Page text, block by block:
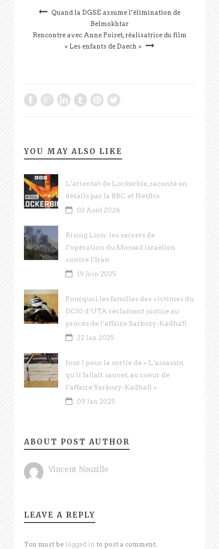
Quand la DGSE assume l’élimination de
Belmokhtar
Rencontre avec Anne Poiret, réalisatrice du film
« Les enfants de Daech »
YOU MAY ALSO LIKE
L’attentat de Lockerbie, raconté en
détails par la BBC et Netflix
03 Août 2026
Rising Lion: les secrets de
l’opération du Mossad israélien
contre l’Iran
19 Juin 2025
Pourquoi les familles des victimes du
DC10 d’UTA réclament justice au
procès de l’affaire Sarkozy-Kadhafi
22 Jan 2025
Jour J pour la sortie de « L’assassin
qu’il fallait sauver, au coeur de
l’affaire Sarkozy-Kadhafi »
09 Jan 2025
ABOUT POST AUTHOR
Vincent Nouzille
LEAVE A REPLY
You must be logged in to post a comment.